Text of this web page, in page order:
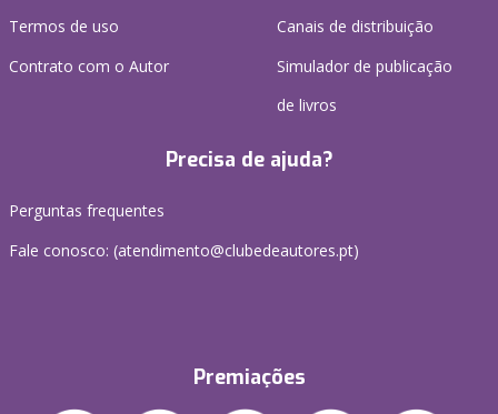
Termos de uso
Contrato com o Autor
Canais de distribuição
Simulador de publicação
de livros
Precisa de ajuda?
Perguntas frequentes
Fale conosco: (atendimento@clubedeautores.pt)
Premiações